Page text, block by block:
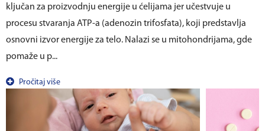
ključan za proizvodnju energije u ćelijama jer učestvuje u
procesu stvaranja ATP-a (adenozin trifosfata), koji predstavlja
osnovni izvor energije za telo. Nalazi se u mitohondrijama, gde
pomaže u p...
Pročitaj više